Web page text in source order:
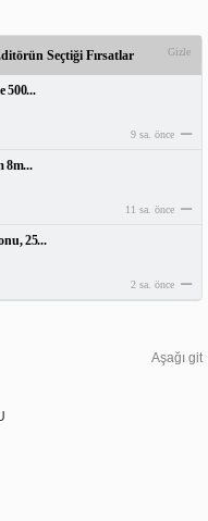
Seçtiği Fırsatlar Gizle
500...
9 sa. önce
8m...
11 sa. önce
25...
2 sa. önce
Aşağı git